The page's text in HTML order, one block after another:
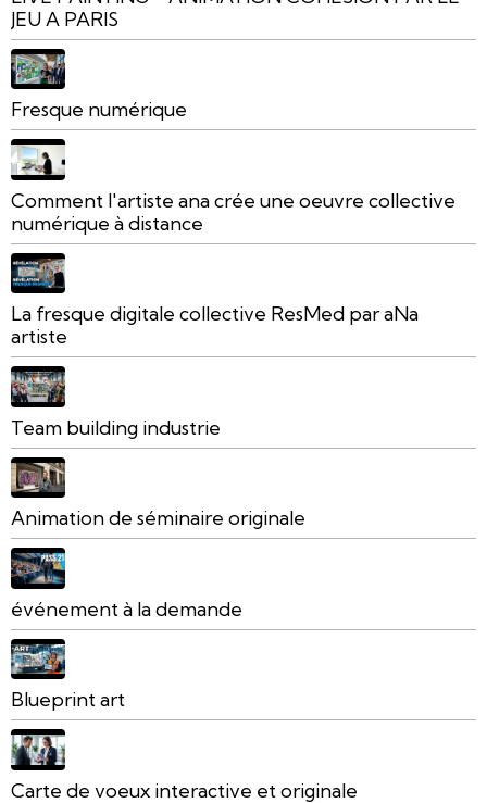
JEU A PARIS
Fresque numérique
Comment l'artiste ana crée une oeuvre collective
numérique à distance
La fresque digitale collective ResMed par aNa
artiste
Team building industrie
Animation de séminaire originale
événement à la demande
Blueprint art
Carte de voeux interactive et originale